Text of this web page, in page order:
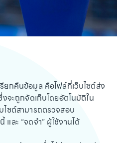
กคืนข้อมูล คือไฟล์ที่เว็บไซต์ส่ง
งจะถูกจัดเก็บโดยอัตโนมัติใน
ไซต์สามารถตรวจสอบ
ละ “จดจำ” ผู้ใช้งานได้